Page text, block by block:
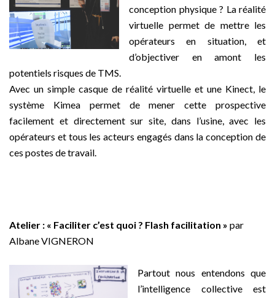
conception physique ? La réalité
virtuelle permet de mettre les
opérateurs en situation, et
d’objectiver en amont les
potentiels risques de TMS.
Avec un simple casque de réalité virtuelle et une Kinect, le
système Kimea permet de mener cette prospective
facilement et directement sur site, dans l’usine, avec les
opérateurs et tous les acteurs engagés dans la conception de
ces postes de travail.
Atelier : « Faciliter c’est quoi ? Flash facilitation » par
Albane VIGNERON
Partout nous entendons que
l’intelligence collective est